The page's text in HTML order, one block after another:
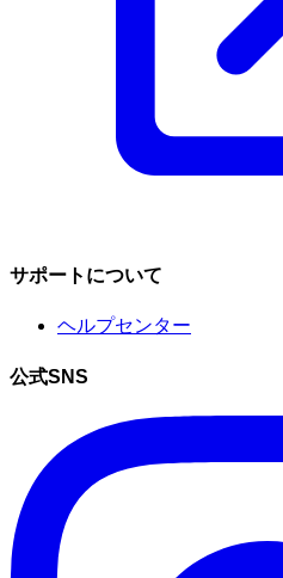
サポートについて
ヘルプセンター
公式SNS